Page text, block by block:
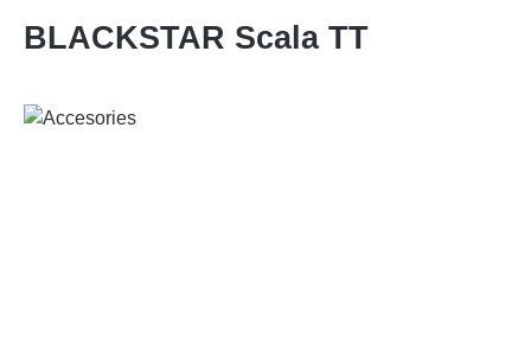
BLACKSTAR Scala TT